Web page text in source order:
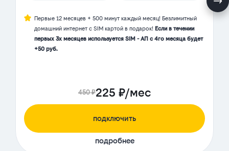
Первые 12 месяцев + 500 минут каждый месяц! Безлимитный
домашний интернет с SIM картой в подарок! Если в течении
первых 3х месяцев используется SIM - АП с 4го месяца будет
+50 руб.
450 ₽225 ₽/мес
подключить
подробнее